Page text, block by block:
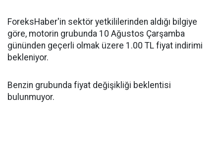
ForeksHaber'in sektör yetkililerinden aldığı bilgiye
göre, motorin grubunda 10 Ağustos Çarşamba
gününden geçerli olmak üzere 1.00 TL fiyat indirimi
bekleniyor.
Benzin grubunda fiyat değişikliği beklentisi
bulunmuyor.